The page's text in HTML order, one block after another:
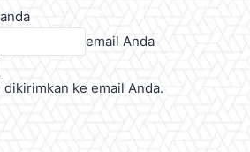
email Anda
ke email Anda.